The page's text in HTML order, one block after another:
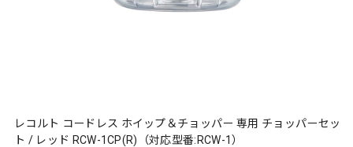
レコルト コードレス ホイップ＆チョッパー 専用 チョッパーセッ
ト / レッド RCW-1CP(R)（対応型番:RCW-1）